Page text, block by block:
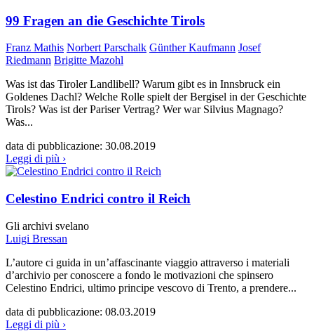
99 Fragen an die Geschichte Tirols
Franz Mathis Norbert Parschalk Günther Kaufmann Josef
Riedmann Brigitte Mazohl
Was ist das Tiroler Landlibell? Warum gibt es in Innsbruck ein
Goldenes Dachl? Welche Rolle spielt der Bergisel in der Geschichte
Tirols? Was ist der Pariser Vertrag? Wer war Silvius Magnago?
Was...
data di pubblicazione: 30.08.2019
Leggi di più ›
Celestino Endrici contro il Reich
Gli archivi svelano
Luigi Bressan
L’autore ci guida in un’affascinante viaggio attraverso i materiali
d’archivio per conoscere a fondo le motivazioni che spinsero
Celestino Endrici, ultimo principe vescovo di Trento, a prendere...
data di pubblicazione: 08.03.2019
Leggi di più ›